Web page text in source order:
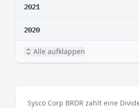
2021
2020
Alle aufklappen
Sysco Corp BRDR zahlt eine